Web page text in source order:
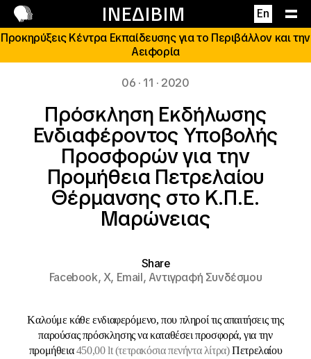
ΙΝΕΔΙΒΙΜ En
Επικοινωνία
Προκηρύξεις Κέντρα Εκπαίδευσης για το Περιβάλλον και την
Αειφορία
06 · 11 · 2020
Πρόσκληση Εκδήλωσης
Ενδιαφέροντος Υποβολής
Προσφορών για την
Προμήθεια Πετρελαίου
Θέρμανσης στο Κ.Π.Ε.
Μαρώνειας
Share
Facebook,X, Email,Αντιγραφή Συνδέσμου
Kαλούμε κάθε ενδιαφερόμενο, που πληροί τις απαιτήσεις της
παρούσας πρόσκλησης να καταθέσει προσφορά, για την
προμήθεια450,00 lt (τετρακόσια πενήντα λίτρα)Πετρελαίου